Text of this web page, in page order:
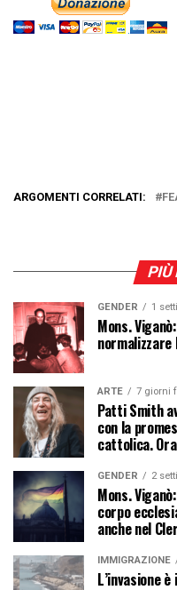
ARGOMENTI CORRELATI:
PIÙ
GENDER 1
Mons.
normalizzare
ARTE 7 giorni
Patti Smith
con la
cattolica.
GENDER 2
Mons.
corpo
anche nel
IMMIGRAZIONE
L’invasione